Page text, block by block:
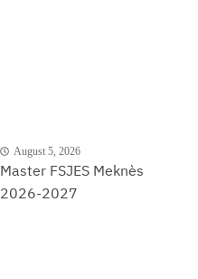
August 5, 2026
Master FSJES Meknès
2026-2027